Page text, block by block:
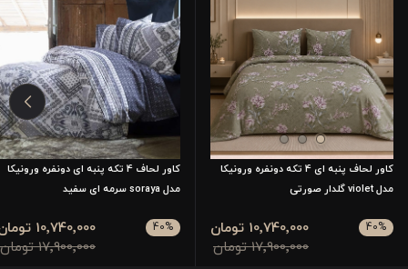
کاور لحاف پنبه ای 4 تکه دونفره ورونیکا
مدل violet گلدار صورتی
40%
17٬900٬000 تومان
10٬740٬000 تومان
کاور لحاف 4 تکه پنبه ای دونفره ورونیکا
مدل soraya سرمه ای سفید
40%
17٬900٬000 تومان
10٬740٬000 تومان